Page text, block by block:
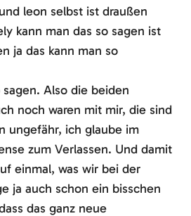
leon selbst ist draußen
kann man das so sagen ist
ja das kann man so
Also die beiden
noch waren mit mir, die sind
ungefähr, ich glaube im
zum Verlassen. Und damit
einmal, was wir bei der
ja auch schon ein bisschen
das ganz neue